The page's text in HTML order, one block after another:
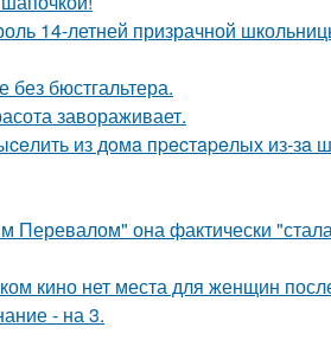
14-летней призрачной
бюстгальтера.
завораживает.
из дoмa пpecтapeлых из-зa
Перевалом" она фактически
кино нет места для женщин
- на 3.